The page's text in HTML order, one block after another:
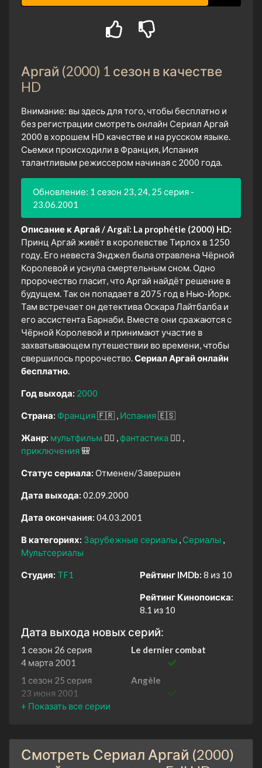
Аргай (2000) 1 сезон в качестве
HD
Внимание: вы здесь для того, чтобы бесплатно и
без регистрации смотреть онлайн Сериал Аргай
2000 в хорошем HD качестве и на русском языке.
Сьемки происходили в Франция, Испания
талантливым режиссером начиная с 2000 года.
Обновление: 1 сезон 23, 24, 25 серия -
23.06.2001
Описание к Аргай / Argaï: La prophétie (2000) HD:
Принц Аргай живёт в королевстве Тирлох в 1250
году. Его невеста Энджел была отравлена Чёрной
Королевой и уснула смертельным сном. Одно
пророчество гласит, что Аргай найдёт решение в
будущем. Так он попадает в 2075 год в Нью-Йорк.
Там встречает он детектива Оскара Лайтбалба и
его ассистента Барнаби. Вместе они сражаются с
Чёрной Королевой и принимают участие в
захватывающем путешествии во времени, чтобы
свершилось пророчество.Сериал Аргай онлайн
бесплатно.
Год выхода: 2000
Страна: Франция🇫🇷 Испания🇪🇸
Жанр: мультфильм 🧚‍♀️ фантастика 🧙‍♀️
приключения 🎒
Статус сериала: Отменен/Завершен
Дата выхода: 02.09.2000
Дата окончания: 04.03.2001
В категориях: Зарубежные сериалы
Сериалы
Мультсериалы
Студия: TF1 Рейтинг IMDb: 8 из 10
Рейтинг Кинопоиска:
8.1 из 10
Дата выхода новых серий:
1 сезон 26 серия
Le dernier combat
4 марта 2001
1 сезон 25 серия
Angèle
23 июня 2001
1 сезон 24 серия
1 сезон 23 серия
La fée Mélusine
9 июня 2001
Смотреть Сериал Аргай (2000)